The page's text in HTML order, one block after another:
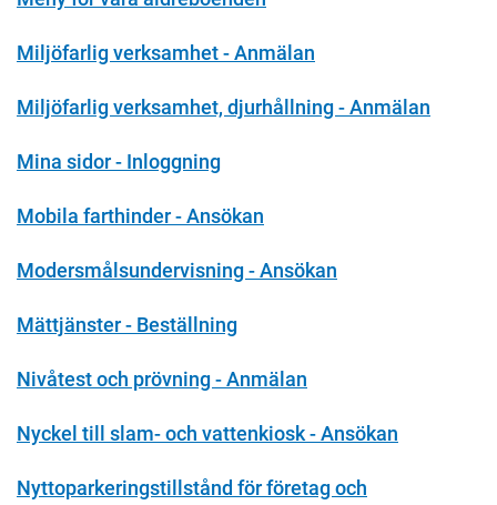
Miljöfarlig verksamhet - Anmälan
Miljöfarlig verksamhet, djurhållning - Anmälan
Mina sidor - Inloggning
Mobila farthinder - Ansökan
Modersmålsundervisning - Ansökan
Mättjänster - Beställning
Nivåtest och prövning - Anmälan
Nyckel till slam- och vattenkiosk - Ansökan
Nyttoparkeringstillstånd för företag och